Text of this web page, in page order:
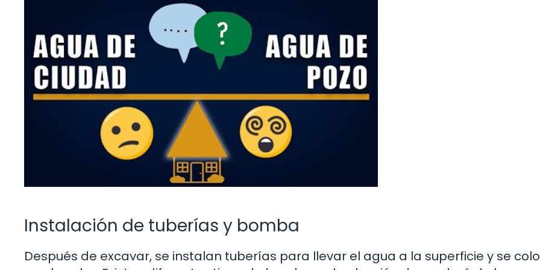
Instalación de tuberías y bomba
Después de excavar, se instalan tuberías para llevar el agua a la superficie y se